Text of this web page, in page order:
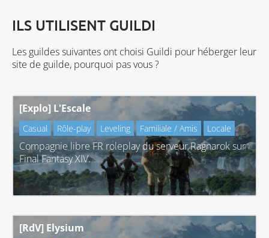
ILS UTILISENT GUILDI
Les guildes suivantes ont choisi Guildi pour héberger leur
site de guilde, pourquoi pas vous ?
[Explo] L'Escale
Casual Rôle-play Leveling Familiale / Amis Locale
Compagnie libre FR roleplay du serveur Ragnarok sur
Final Fantasy XIV.
[RdV] Elysium